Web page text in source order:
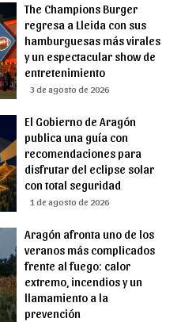
The Champions Burger
regresa a Lleida con sus
hamburguesas más virales
y un espectacular show de
entretenimiento
3 de agosto de 2026
El Gobierno de Aragón
publica una guía con
recomendaciones para
disfrutar del eclipse solar
con total seguridad
1 de agosto de 2026
Aragón afronta uno de los
veranos más complicados
frente al fuego: calor
extremo, incendios y un
llamamiento a la
prevención